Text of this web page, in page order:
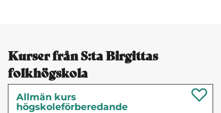
Kurser från S:ta Birgittas
folkhögskola
Allmän kurs
högskoleförberedande